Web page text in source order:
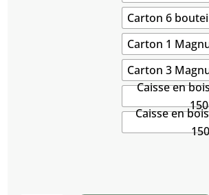
Carton 6
Carton 1
Carton 3
Caisse en
Caisse en